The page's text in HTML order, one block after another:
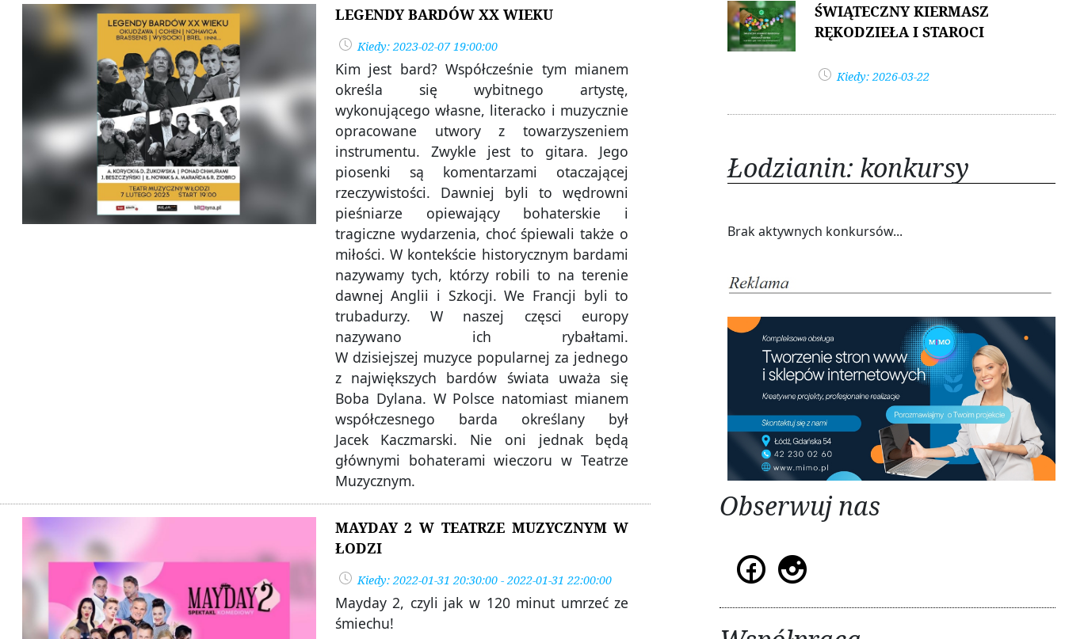
LEGENDY BARDÓW XX WIEKU
Kiedy: 2023-02-07 19:00:00
Kim jest bard? Współcześnie tym mianem
określa się wybitnego artystę,
wykonującego własne, literacko i muzycznie
opracowane utwory z towarzyszeniem
instrumentu. Zwykle jest to gitara. Jego
piosenki są komentarzami otaczającej
rzeczywistości. Dawniej byli to wędrowni
pieśniarze opiewający bohaterskie i
tragiczne wydarzenia, choć śpiewali także o
miłości. W kontekście historycznym bardami
nazywamy tych, którzy robili to na terenie
dawnej Anglii i Szkocji. We Francji byli to
trubadurzy. W naszej częsci europy
nazywano ich rybałtami.
W dzisiejszej muzyce popularnej za jednego
z największych bardów świata uważa się
Boba Dylana. W Polsce natomiast mianem
współczesnego barda określany był
Jacek Kaczmarski. Nie oni jednak będą
głównymi bohaterami wieczoru w Teatrze
Muzycznym.
MAYDAY 2 W TEATRZE MUZYCZNYM W
ŁODZI
Kiedy: 2022-01-31 20:30:00 - 2022-01-31 22:00:00
Mayday 2, czyli jak w 120 minut umrzeć ze
śmiechu!
ŚWIĄTECZNY KIERMASZ
RĘKODZIEŁA I STAROCI
Kiedy: 2026-03-22
Łodzianin: konkursy
Brak aktywnych konkursów...
Obserwuj nas